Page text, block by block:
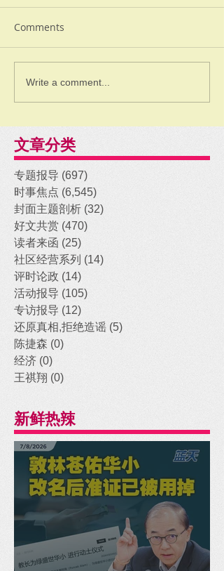
Comments
Write a comment...
文章分类
专题报导 (697)
时事焦点 (6,545)
封面主题剖析 (32)
好文共赏 (470)
读者来函 (25)
社区经营系列 (14)
评时论政 (14)
活动报导 (105)
专访报导 (12)
还原真相,拒绝造谣 (5)
陈捷森 (0)
经济 (0)
王祺翔 (0)
新鲜热辣